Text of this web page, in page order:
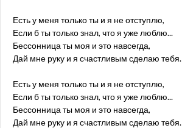
Есть у меня только ты и я не отступлю,
Если б ты только знал, что я уже люблю...
Бессонница ты моя и это навсегда,
Дай мне руку и я счастливым сделаю тебя.
Есть у меня только ты и я не отступлю,
Если б ты только знал, что я уже люблю...
Бессонница ты моя и это навсегда,
Дай мне руку и я счастливым сделаю тебя.